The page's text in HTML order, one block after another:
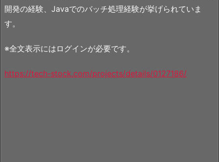
開発の経験、Javaでのバッチ処理経験が挙げられていま
す。
※全文表示にはログインが必要です。
https://tech-stock.com/projects/details/0127186/